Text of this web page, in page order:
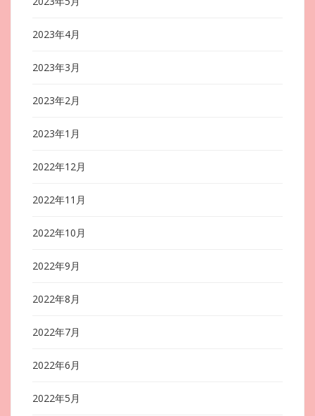
2023年4月
2023年3月
2023年2月
2023年1月
2022年12月
2022年11月
2022年10月
2022年9月
2022年8月
2022年7月
2022年6月
2022年5月